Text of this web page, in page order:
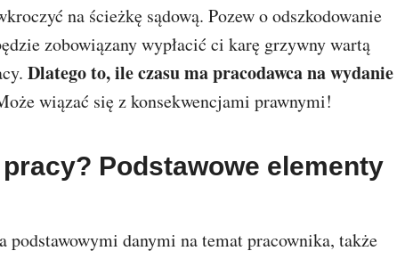
na ścieżkę sądową. Pozew o odszkodowanie
zobowiązany wypłacić ci karę grzywny wartą
Dlatego to, ile czasu ma pracodawca na wydanie
wiązać się z konsekwencjami prawnymi!
Podstawowe elementy
podstawowymi danymi na temat pracownika, także